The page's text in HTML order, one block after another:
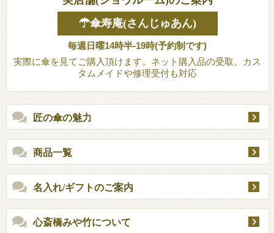
☂傘寿庵(さんじゅあん)
毎週日曜14時半-19時(予約制です)
実際に傘を見てご購入頂けます。ネット購入品の受取、カス
タムメイドや修理受付も対応
匠の傘の魅力
商品一覧
名入れ/ギフトのご案内
心斎橋みや竹について